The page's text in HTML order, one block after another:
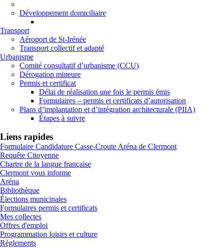
Développement domiciliaire
Transport
Aéroport de St-Irénée
Transport collectif et adapté
Urbanisme
Comité consultatif d’urbanisme (CCU)
Dérogation mineure
Permis et certificat
Délai de réalisation une fois le permis émis
Formulaires – permis et certificats d’autorisation
Plans d’implantation et d’intégration architecturale (PIIA)
Étapes à suivre
Liens rapides
Formulaire Candidature Casse-Croute Aréna de Clermont
Requête Citoyenne
Chartre de la langue française
Clermont vous informe
Aréna
Bibliothèque
Élections municipales
Formulaires permis et certificats
Mes collectes
Offres d'emploi
Programmation loisirs et culture
Règlements